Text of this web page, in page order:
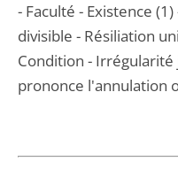
- Faculté - Existence
divisible - Résiliation
Condition -
prononce l'annulation